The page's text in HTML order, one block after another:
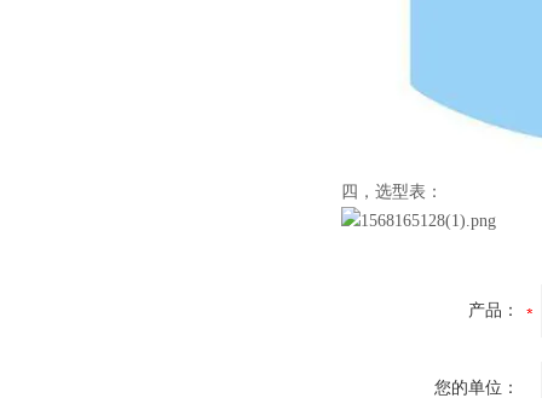
四，选型表：
产品：
您的单位：